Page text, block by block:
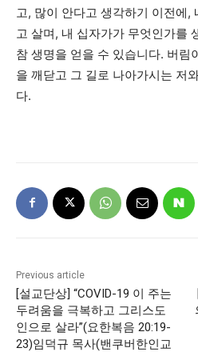
고, 많이 안다고 생각하기 이전에,
고 살며, 내 십자가가 무엇인가를
참 생명을 얻을 수 있습니다. 버림
을 깨닫고 그 길로 나아가시는 저
다.
Previous article
[설교단상] “COVID-19 이 주는
두려움을 극복하고 그리스도
인으로 살라”(요한복음 20:19-
23)임덕규 목사(밴쿠버한인교